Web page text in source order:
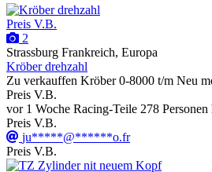
Preis V.B.
2
Strassburg Frankreich, Europa
Kröber drehzahl
Zu verkauffen Kröber 0-8000 t/m Neu
Preis V.B.
vor 1 Woche Racing-Teile 278 Personen
Preis V.B.
ju*****@******o.fr
Preis V.B.